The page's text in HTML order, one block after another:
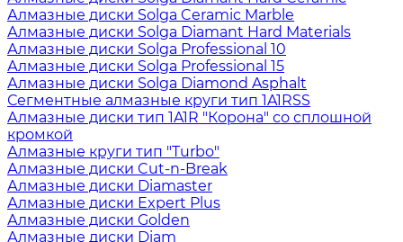
Алмазные диски Solga Ceramic Marble
Алмазные диски Solga Diamant Hard Materials
Алмазные диски Solga Professional 10
Алмазные диски Solga Professional 15
Алмазные диски Solga Diamond Asphalt
Сегментные алмазные круги тип 1A1RSS
Алмазные диски тип 1A1R "Корона" со сплошной
кромкой
Алмазные круги тип "Turbo"
Алмазные диски Cut-n-Break
Алмазные диски Diamaster
Алмазные диски Expert Plus
Алмазные диски Golden
Алмазные диски Diam